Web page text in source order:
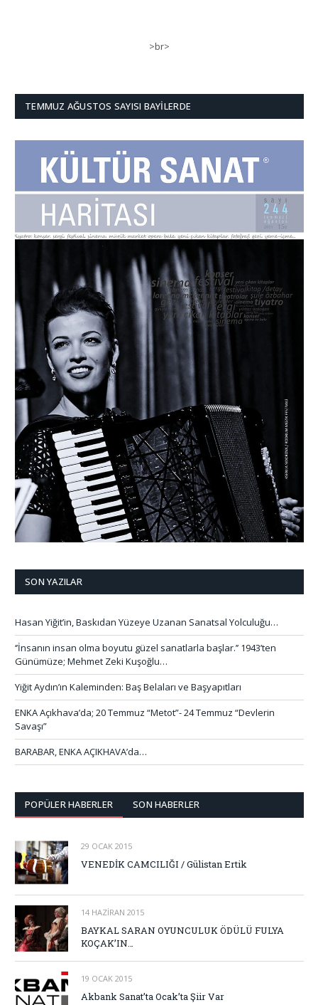
>br>
TEMMUZ AĞUSTOS SAYISI BAYILERDE
SON YAZILAR
Hasan Yiğit’in, Baskıdan Yüzeye Uzanan Sanatsal Yolculuğu…
‘’İnsanın insan olma boyutu güzel sanatlarla başlar.’’ 1943’ten
Günümüze; Mehmet Zeki Kuşoğlu…
Yiğit Aydın’ın Kaleminden: Baş Belaları ve Başyapıtları
ENKA Açıkhava’da; 20 Temmuz “Metot”- 24 Temmuz “Devlerin
Savaşı”
BARABAR, ENKA AÇIKHAVA’da…
POPÜLER HABERLER SON HABERLER
29 OCAK 2015
VENEDİK CAMCILIĞI / Gülistan Ertik
14 HAZIRAN 2015
BAYKAL SARAN OYUNCULUK ÖDÜLÜ FULYA
KOÇAK’IN…
19 OCAK 2015
Akbank Sanat’ta Ocak’ta Şiir Var